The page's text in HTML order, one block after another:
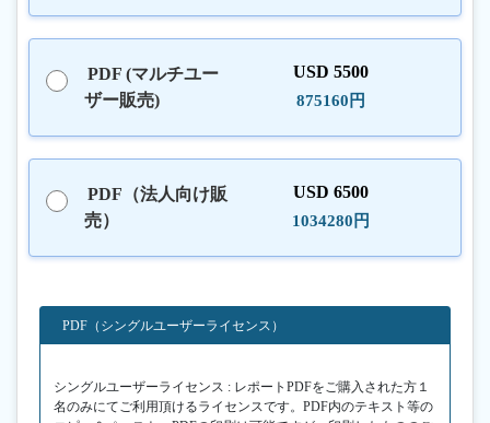
PDF (マルチユー
ザー販売)
USD 5500
875160円
PDF（法人向け販
売）
USD 6500
1034280円
PDF（シングルユーザーライセンス）
シングルユーザーライセンス : レポートPDFをご購入された方１
名のみにてご利用頂けるライセンスです。PDF内のテキスト等の